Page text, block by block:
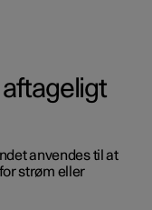
aftageligt
anvendes til at
strøm eller